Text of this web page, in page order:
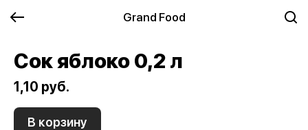
Grand Food
Сок яблоко 0,2 л
1,10 руб.
В корзину